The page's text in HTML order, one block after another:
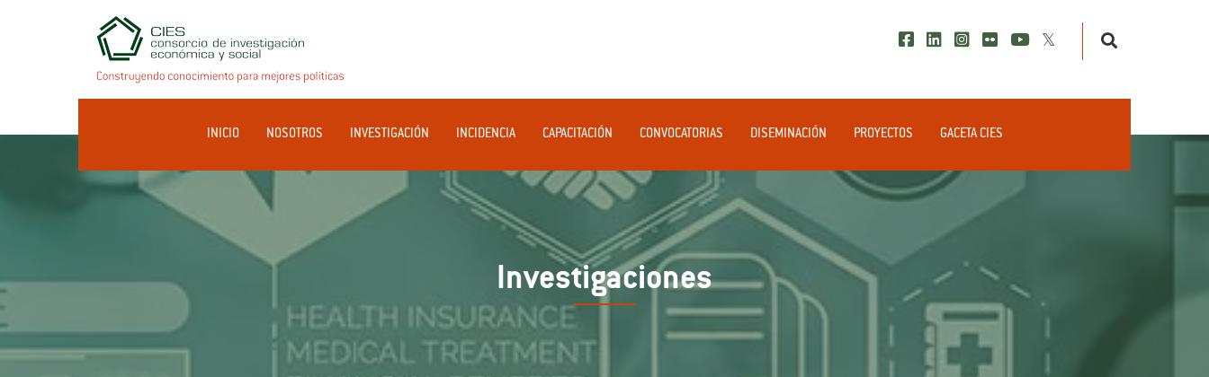
INICIO NOSOTROS INVESTIGACIÓN INCIDENCIA CAPACITACIÓN CONVOCATORIAS DISEMINACIÓN PROYECTOS GACETA CIES
Investigaciones